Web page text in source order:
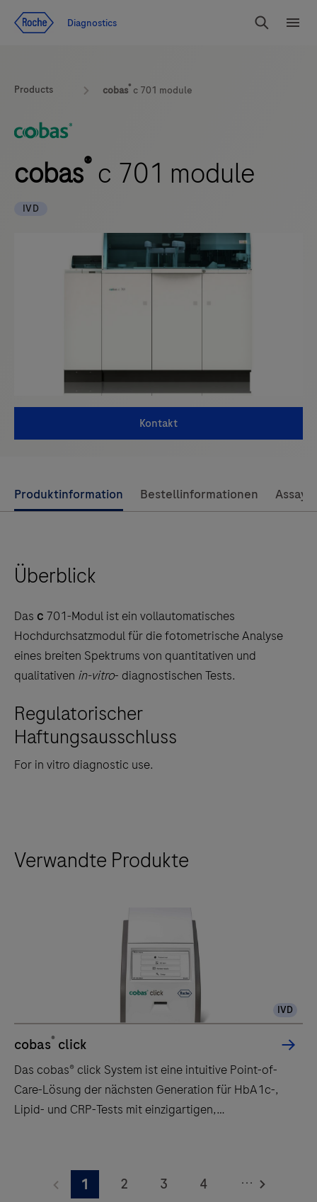
Diagnostics
Suchen
Products cobas® c 701 module
cobas® c 701 module
IVD
Kontakt
Use
left
arrow
to
scroll
between
the
Produktinformation Bestellinformationen Assay-
Überblick
Das c 701-Modul ist ein vollautomatisches
Hochdurchsatzmodul für die fotometrische Analyse
eines breiten Spektrums von quantitativen und
qualitativen in-vitro- diagnostischen Tests.
Regulatorischer
Haftungsausschluss
For in vitro diagnostic use.
Verwandte Produkte
IVD
cobas® click
Das cobas® click System ist eine intuitive Point-of-
Care-Lösung der nächsten Generation für HbA1c-,
Lipid- und CRP-Tests mit einzigartigen,
1 2 3
4
...